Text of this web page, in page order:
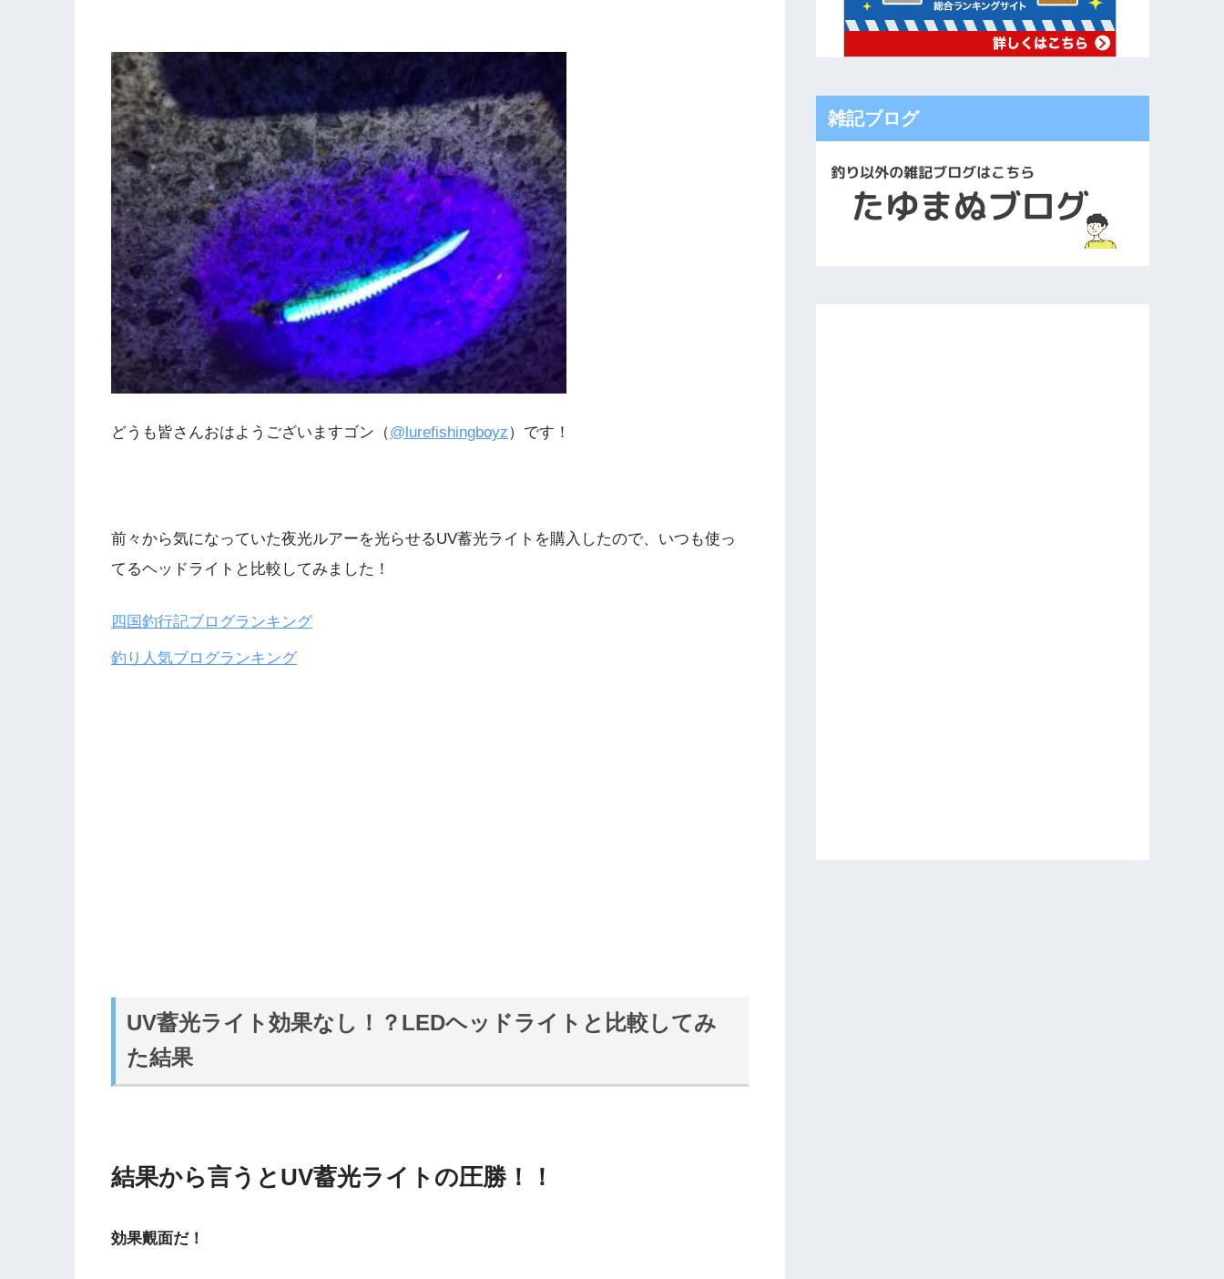
どうも皆さんおはようございますゴン（@lurefishingboyz）です！
前々から気になっていた夜光ルアーを光らせるUV蓄光ライトを購入したので、いつも使っ
てるヘッドライトと比較してみました！
四国釣行記ブログランキング
釣り人気ブログランキング
UV蓄光ライト効果なし！？LEDヘッドライトと比較してみ
た結果
結果から言うとUV蓄光ライトの圧勝！！
効果覿面だ！
雑記ブログ